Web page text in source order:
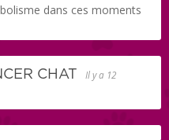
dans ces moments
CHAT
Il y a 12